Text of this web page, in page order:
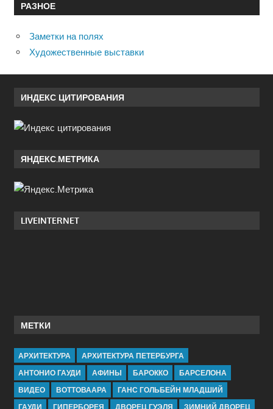
РАЗНОЕ
Заметки на полях
Художественные выставки
ИНДЕКС ЦИТИРОВАНИЯ
ЯНДЕКС.МЕТРИКА
LIVEINTERNET
МЕТКИ
АРХИТЕКТУРА
АРХИТЕКТУРА ПЕТЕРБУРГА
АНТОНИО ГАУДИ
АФИНЫ БАРОККО
БАРСЕЛОНА
ВИДЕО
ВОТТОВААРА
ГАНС ГОЛЬБЕЙН МЛАДШИЙ
ГАУДИ
ГИПЕРБОРЕЯ ДВОРЕЦ ГУЭЛЯ ЗИМНИЙ ДВОРЕЦ